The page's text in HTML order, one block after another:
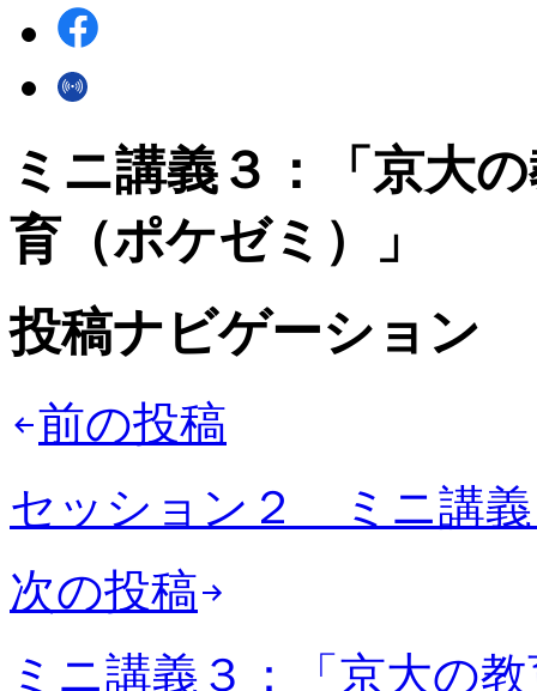
ミニ講義３：「京大
育（ポケゼミ）」
投稿ナビゲーション
前の投稿
セッション２ ミニ講義
次の投稿
ミニ講義３：「京大の